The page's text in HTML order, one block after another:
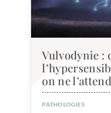
Vulvodynie :
on ne
PATHOLOGIES